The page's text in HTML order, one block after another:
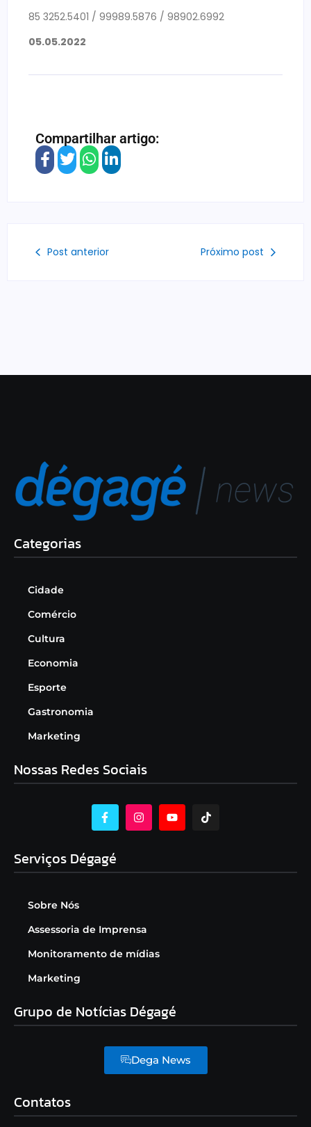
85 3252.5401 / 99989.5876 / 98902.6992
05.05.2022
Compartilhar artigo:
Post anterior Próximo post
Categorias
Cidade
Comércio
Cultura
Economia
Esporte
Gastronomia
Marketing
Nossas Redes Sociais
Serviços Dégagé
Sobre Nós
Assessoria de Imprensa
Monitoramento de mídias
Marketing
Grupo de Notícias Dégagé
Dega News
Contatos